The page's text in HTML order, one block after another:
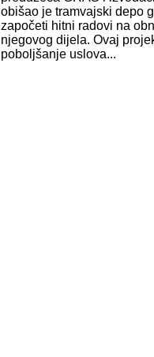
obišao je tramvajski depo
započeti hitni radovi na
njegovog dijela. Ovaj
poboljšanje uslova...